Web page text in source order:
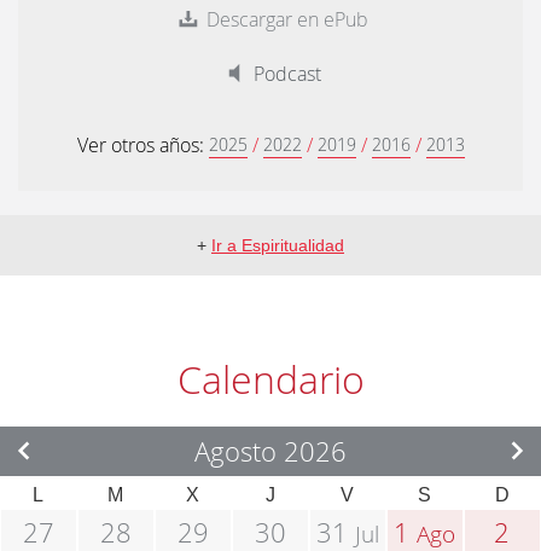
Descargar en ePub
Podcast
Ver otros años: 2025 / 2022 / 2019 / 2016 / 2013
+ Ir a Espiritualidad
Calendario
Agosto 2026
L M X J V S D
27 28 29 30 31 Jul 1Ago 2